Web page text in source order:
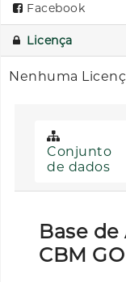
Facebook
Licença
Nenhuma
Conjunto
de dados
Base
CBM GO